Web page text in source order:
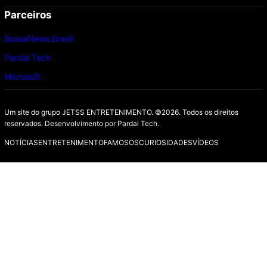
Parceiros
BossaNews Brasil
Pardal Tech
Microsoft
Um site do grupo JETSS ENTRETENIMENTO. ©2026. Todos os direitos
reservados. Desenvolvimento por Pardal Tech.
NOTÍCIASENTRETENIMENTOFAMOSOSCURIOSIDADESVÍDEOS